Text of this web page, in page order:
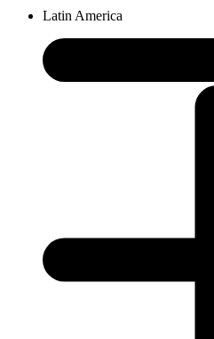
Latin America